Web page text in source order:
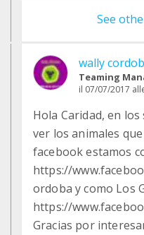
See
wally
Teaming
il 07/07/2017
Hola Caridad, en
ver los animales
facebook estamos
https://
ordoba y como Los
https://
Gracias por